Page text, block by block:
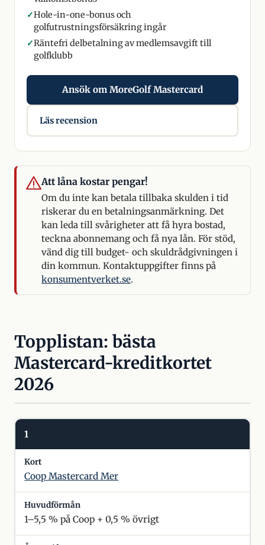
✓Hole-in-one-bonus och
golfutrustningsförsäkring ingår
✓Räntefri delbetalning av medlemsavgift till
golfklubb
Ansök om MoreGolf Mastercard
Läs recension
Att låna kostar pengar!
Om du inte kan betala tillbaka skulden i tid
riskerar du en betalningsanmärkning. Det
kan leda till svårigheter att få hyra bostad,
teckna abonnemang och få nya lån. För stöd,
vänd dig till budget- och skuldrådgivningen i
din kommun. Kontaktuppgifter finns på
konsumentverket.se.
Topplistan: bästa
Mastercard-kreditkortet
2026
1
Coop Mastercard Mer
1–5,5 % på Coop + 0,5 % övrigt